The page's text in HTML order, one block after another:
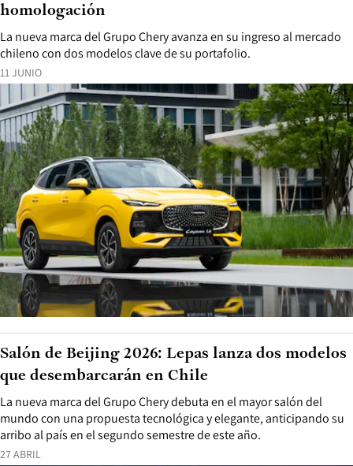
11 JUNIO
La nueva marca del Grupo Chery avanza en su ingreso al mercado
chileno con dos modelos clave de su portafolio.
homologación
27 ABRIL
La nueva marca del Grupo Chery debuta en el mayor salón del
mundo con una propuesta tecnológica y elegante, anticipando su
arribo al país en el segundo semestre de este año.
Salón de Beijing 2026: Lepas lanza dos modelos
que desembarcarán en Chile